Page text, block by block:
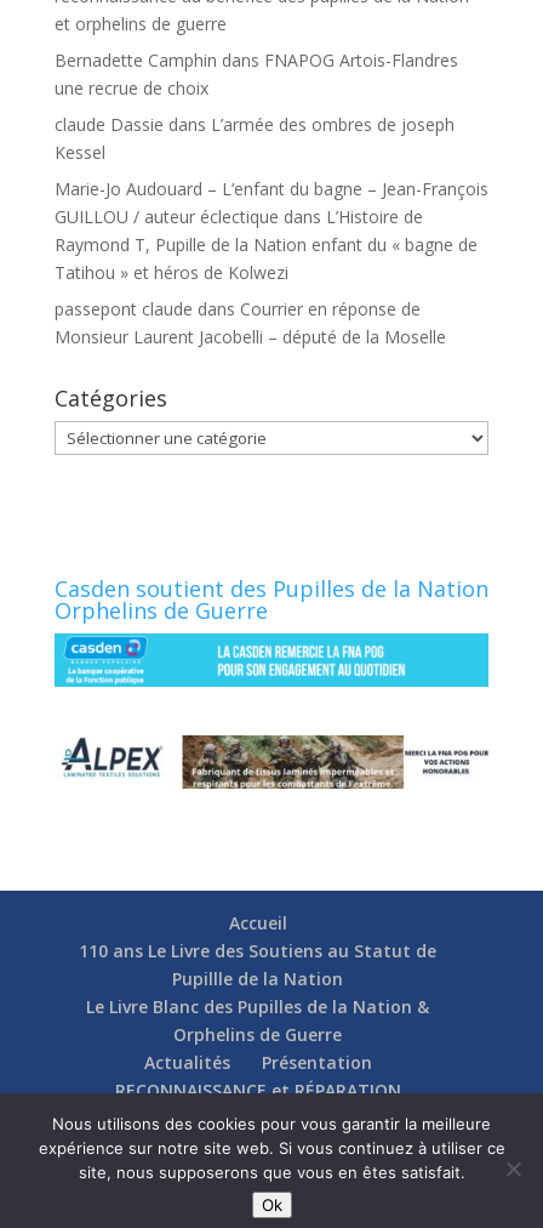
et orphelins de guerre
Bernadette Camphin dans FNAPOG Artois-Flandres
une recrue de choix
claude Dassie dans L’armée des ombres de joseph
Kessel
Marie-Jo Audouard – L’enfant du bagne – Jean-François
GUILLOU / auteur éclectique dans L’Histoire de
Raymond T, Pupille de la Nation enfant du « bagne de
Tatihou » et héros de Kolwezi
passepont claude dans Courrier en réponse de
Monsieur Laurent Jacobelli – député de la Moselle
Catégories
Catégories
Casden soutient des Pupilles de la Nation
Orphelins de Guerre
Accueil
110 ans Le Livre des Soutiens au Statut de
Pupillle de la Nation
Le Livre Blanc des Pupilles de la Nation &
Orphelins de Guerre
Actualités
Présentation
RECONNAISSANCE et RÉPARATION
Nos soutiens
Fédérations
Actions
Communication
Contact
Nous utilisons des cookies pour vous garantir la meilleure
expérience sur notre site web. Si vous continuez à utiliser ce
site, nous supposerons que vous en êtes satisfait.
Ok